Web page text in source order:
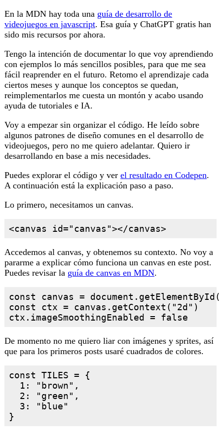
En la MDN hay toda una guía de desarrollo de
videojuegos en javascript. Esa guía y ChatGPT gratis han
sido mis recursos por ahora.
Tengo la intención de documentar lo que voy aprendiendo
con ejemplos lo más sencillos posibles, para que me sea
fácil reaprender en el futuro. Retomo el aprendizaje cada
ciertos meses y aunque los conceptos se quedan,
reimplementarlos me cuesta un montón y acabo usando
ayuda de tutoriales e IA.
Voy a empezar sin organizar el código. He leído sobre
algunos patrones de diseño comunes en el desarrollo de
videojuegos, pero no me quiero adelantar. Quiero ir
desarrollando en base a mis necesidades.
Puedes explorar el código y ver el resultado en Codepen.
A continuación está la explicación paso a paso.
Lo primero, necesitamos un canvas.
Accedemos al canvas, y obtenemos su contexto. No voy a
pararme a explicar cómo funciona un canvas en este post.
Puedes revisar la guía de canvas en MDN.
const canvas =
const ctx = canvas.getContext("2d")
De momento no me quiero liar con imágenes y sprites, así
que para los primeros posts usaré cuadrados de colores.
const TILES = {
  1: "brown",
  2: "green",
  3: "blue"